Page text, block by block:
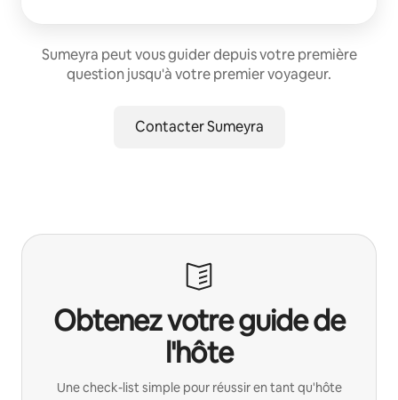
Sumeyra peut vous guider depuis votre première
question jusqu'à votre premier voyageur.
Contacter Sumeyra
Obtenez votre guide de
l'hôte
Une check-list simple pour réussir en tant qu'hôte